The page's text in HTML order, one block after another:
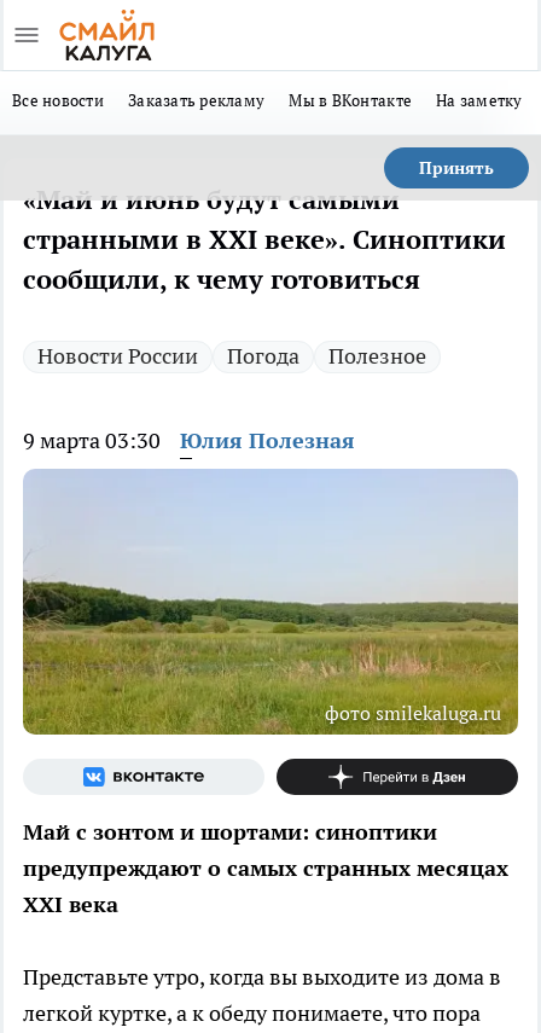
Все новости Заказать рекламу Мы в ВКонтакте На заметку
Принять
«Май и июнь будут самыми
странными в XXI веке». Синоптики
сообщили, к чему готовиться
Новости России Погода Полезное
9 марта 03:30 Юлия Полезная
фото smilekaluga.ru
Май с зонтом и шортами: синоптики
предупреждают о самых странных месяцах
XXI века
Представьте утро, когда вы выходите из дома в
легкой куртке, а к обеду понимаете, что пора